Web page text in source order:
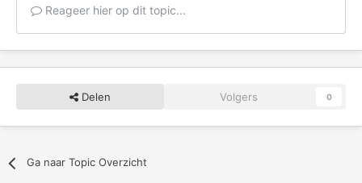
Reageer hier op dit topic...
Delen Volgers 0
Ga naar Topic Overzicht